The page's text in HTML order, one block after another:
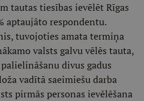
tautas tiesības ievēlēt Rīgas
aptaujāto respondentu.
tuvojoties amata termiņa
valsts galvu vēlēs tauta,
divus gadus
vadītā saeimiešu darba
pirmās personas ievēlēšana